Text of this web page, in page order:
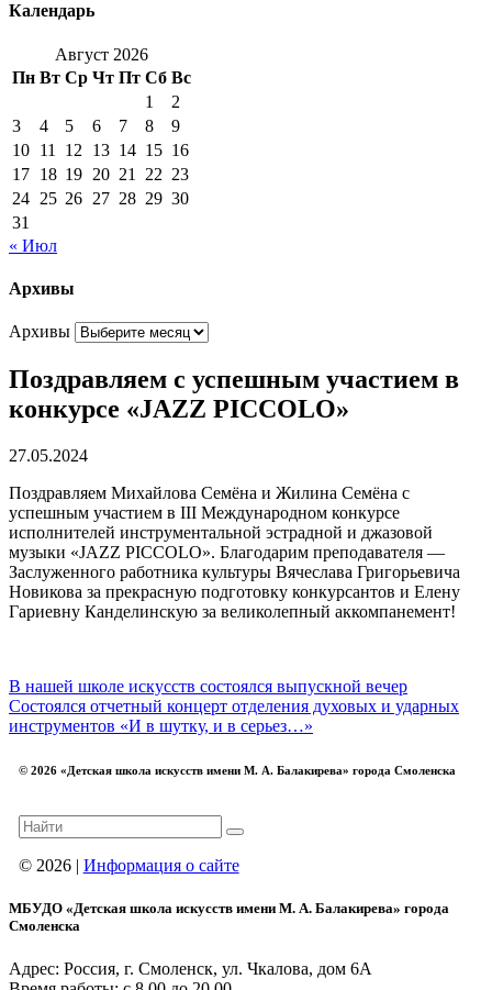
Календарь
Август 2026
Пн Вт Ср Чт Пт Сб Вс
1
2
3
4 5 6 7 8
9
10 11 12 13 14 15 16
17 18 19 20 21 22 23
24 25 26 27 28 29 30
31
« Июл
Архивы
Архивы
Поздравляем с успешным участием в
конкурсе «JAZZ PICCOLO»
27.05.2024
Поздравляем Михайлова Семёна и Жилина Семёна с
успешным участием в III Международном конкурсе
исполнителей инструментальной эстрадной и джазовой
музыки «JAZZ PICCOLO». Благодарим преподавателя —
Заслуженного работника культуры Вячеслава Григорьевича
Новикова за прекрасную подготовку конкурсантов и Елену
Гариевну Канделинскую за великолепный аккомпанемент!
В нашей школе искусств состоялся выпускной вечер
Состоялся отчетный концерт отделения духовых и ударных
инструментов «И в шутку, и в серьез…»
© 2026 «Детская школа искусств имени М. А. Балакирева» города Смоленска
© 2026 | Информация о сайте
МБУДО «Детская школа искусств имени М. А. Балакирева» города
Смоленска
Адрес: Россия, г. Смоленск, ул. Чкалова, дом 6А